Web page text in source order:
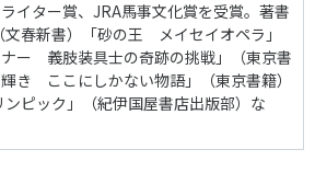
イター賞、JRA馬事文化賞を受賞。著書
春新書）「砂の王 メイセイオペラ」
ナー 義肢装具士の奇跡の挑戦」（東京書
き ここにしかない物語」（東京書籍）
ンピック」（紀伊国屋書店出版部）な